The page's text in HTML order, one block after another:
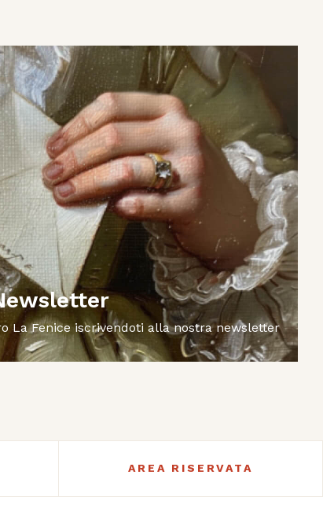
La Fenice iscrivendoti alla nostra newsletter
AREA RISERVATA